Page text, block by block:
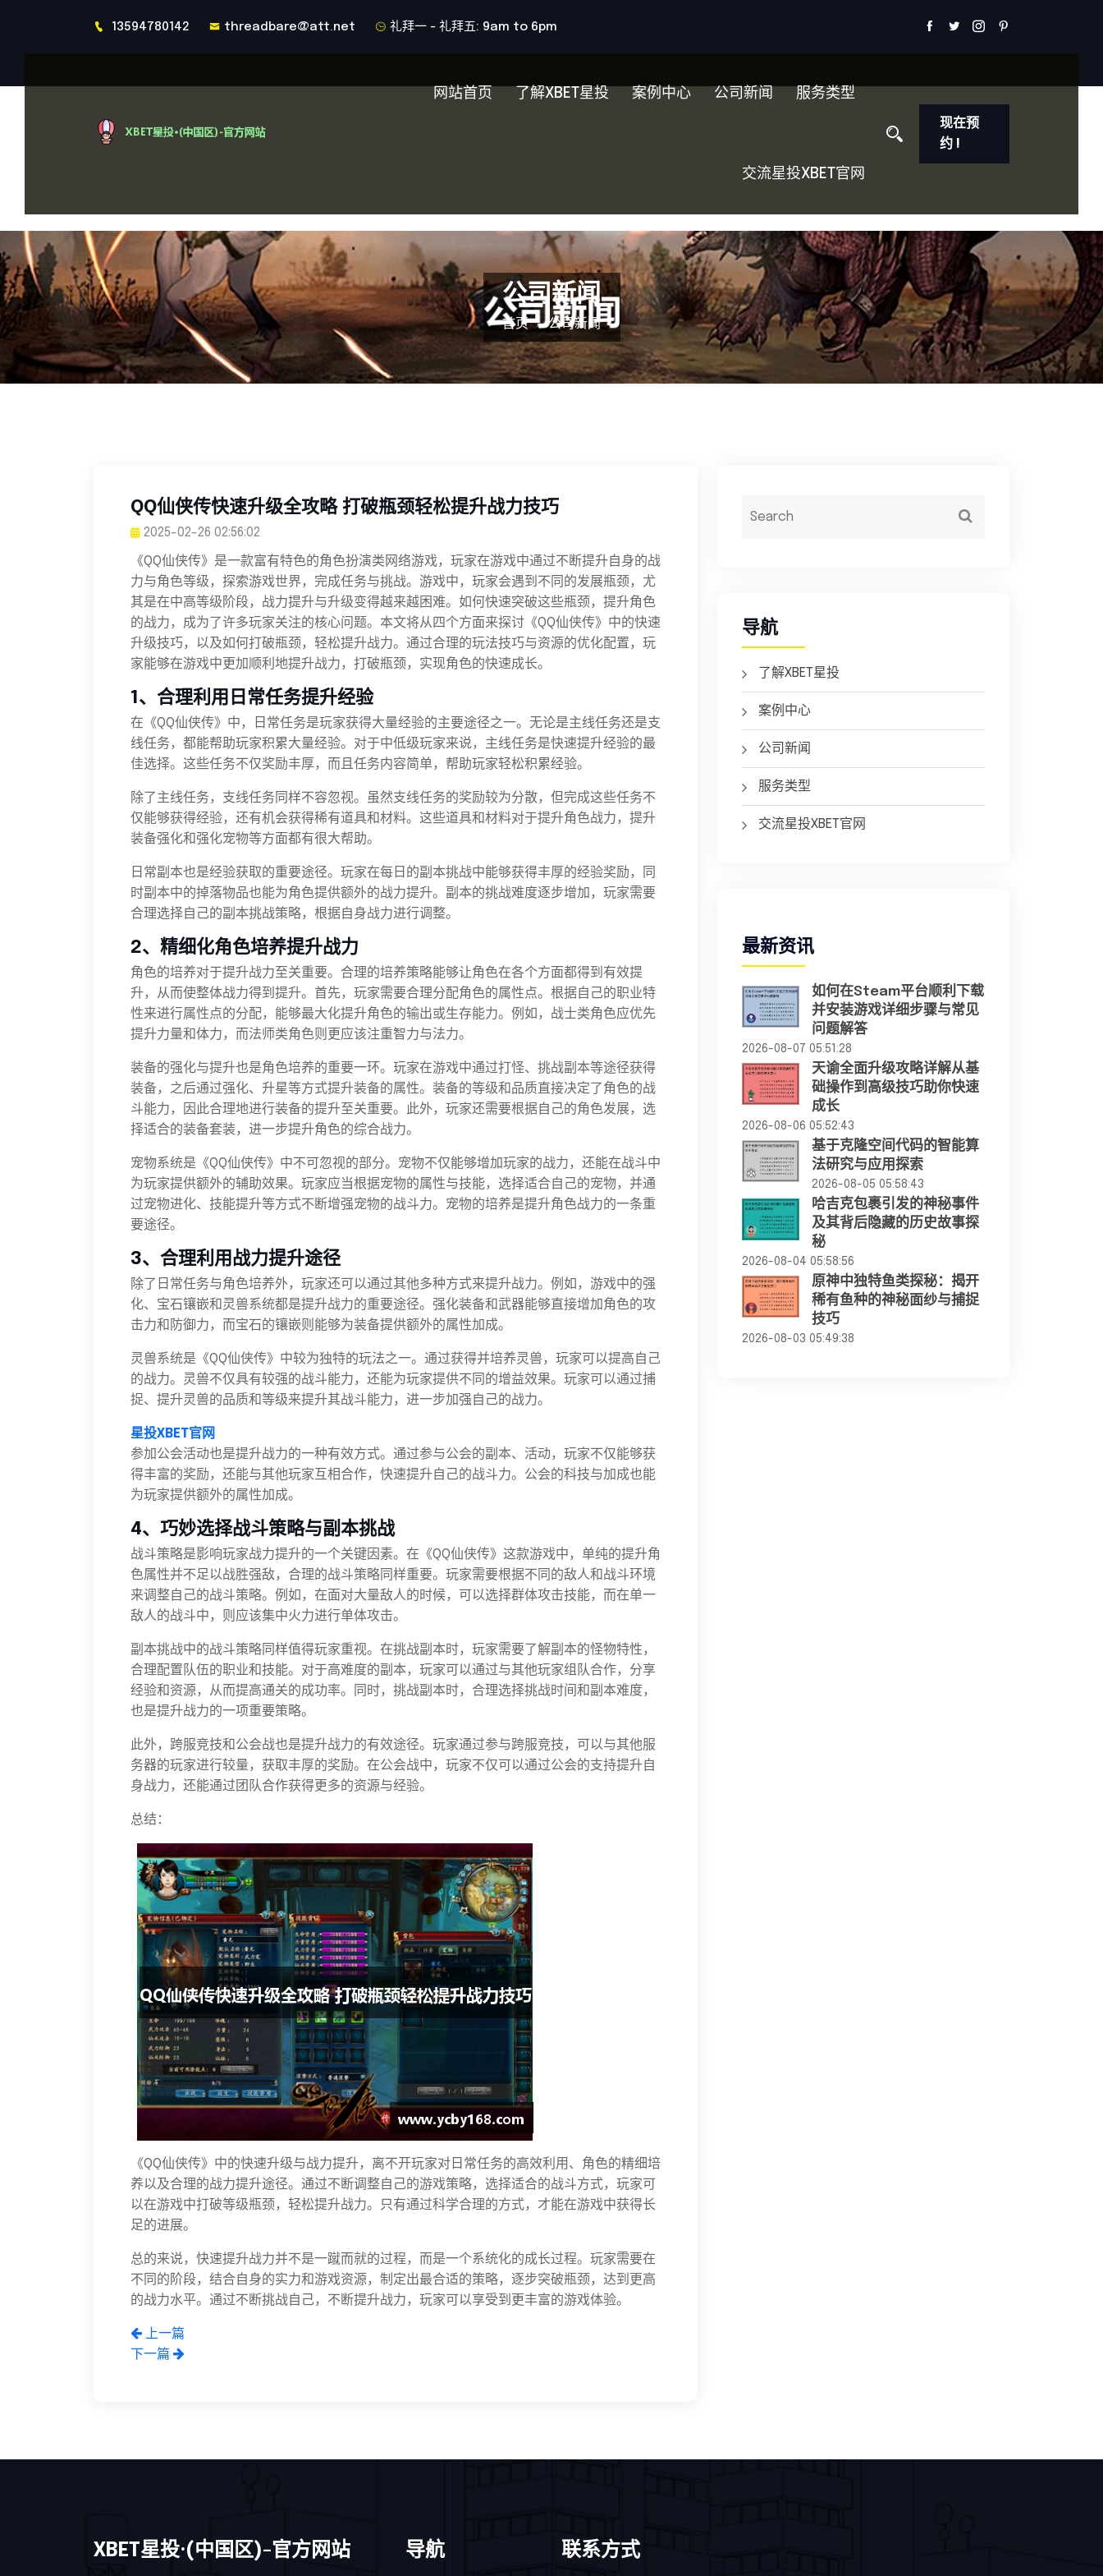
13594780142 threadbare@att.net 礼拜一 - 礼拜五: 9am to 6pm
网站首页 了解XBET星投 案例中心 公司新闻 服务类型
交流星投XBET官网
现在预
约 !
公司新闻
首页 公司新闻
QQ仙侠传快速升级全攻略 打破瓶颈轻松提升战力技巧
2025-02-26 02:56:02
《QQ仙侠传》是一款富有特色的角色扮演类网络游戏，玩家在游戏中通过不断提升自身的战
力与角色等级，探索游戏世界，完成任务与挑战。游戏中，玩家会遇到不同的发展瓶颈，尤
其是在中高等级阶段，战力提升与升级变得越来越困难。如何快速突破这些瓶颈，提升角色
的战力，成为了许多玩家关注的核心问题。本文将从四个方面来探讨《QQ仙侠传》中的快速
升级技巧，以及如何打破瓶颈，轻松提升战力。通过合理的玩法技巧与资源的优化配置，玩
家能够在游戏中更加顺利地提升战力，打破瓶颈，实现角色的快速成长。
1、合理利用日常任务提升经验
在《QQ仙侠传》中，日常任务是玩家获得大量经验的主要途径之一。无论是主线任务还是支
线任务，都能帮助玩家积累大量经验。对于中低级玩家来说，主线任务是快速提升经验的最
佳选择。这些任务不仅奖励丰厚，而且任务内容简单，帮助玩家轻松积累经验。
除了主线任务，支线任务同样不容忽视。虽然支线任务的奖励较为分散，但完成这些任务不
仅能够获得经验，还有机会获得稀有道具和材料。这些道具和材料对于提升角色战力，提升
装备强化和强化宠物等方面都有很大帮助。
日常副本也是经验获取的重要途径。玩家在每日的副本挑战中能够获得丰厚的经验奖励，同
时副本中的掉落物品也能为角色提供额外的战力提升。副本的挑战难度逐步增加，玩家需要
合理选择自己的副本挑战策略，根据自身战力进行调整。
2、精细化角色培养提升战力
角色的培养对于提升战力至关重要。合理的培养策略能够让角色在各个方面都得到有效提
升，从而使整体战力得到提升。首先，玩家需要合理分配角色的属性点。根据自己的职业特
性来进行属性点的分配，能够最大化提升角色的输出或生存能力。例如，战士类角色应优先
提升力量和体力，而法师类角色则更应该注重智力与法力。
装备的强化与提升也是角色培养的重要一环。玩家在游戏中通过打怪、挑战副本等途径获得
装备，之后通过强化、升星等方式提升装备的属性。装备的等级和品质直接决定了角色的战
斗能力，因此合理地进行装备的提升至关重要。此外，玩家还需要根据自己的角色发展，选
择适合的装备套装，进一步提升角色的综合战力。
宠物系统是《QQ仙侠传》中不可忽视的部分。宠物不仅能够增加玩家的战力，还能在战斗中
为玩家提供额外的辅助效果。玩家应当根据宠物的属性与技能，选择适合自己的宠物，并通
过宠物进化、技能提升等方式不断增强宠物的战斗力。宠物的培养是提升角色战力的一条重
要途径。
3、合理利用战力提升途径
除了日常任务与角色培养外，玩家还可以通过其他多种方式来提升战力。例如，游戏中的强
化、宝石镶嵌和灵兽系统都是提升战力的重要途径。强化装备和武器能够直接增加角色的攻
击力和防御力，而宝石的镶嵌则能够为装备提供额外的属性加成。
灵兽系统是《QQ仙侠传》中较为独特的玩法之一。通过获得并培养灵兽，玩家可以提高自己
的战力。灵兽不仅具有较强的战斗能力，还能为玩家提供不同的增益效果。玩家可以通过捕
捉、提升灵兽的品质和等级来提升其战斗能力，进一步加强自己的战力。
星投XBET官网
参加公会活动也是提升战力的一种有效方式。通过参与公会的副本、活动，玩家不仅能够获
得丰富的奖励，还能与其他玩家互相合作，快速提升自己的战斗力。公会的科技与加成也能
为玩家提供额外的属性加成。
4、巧妙选择战斗策略与副本挑战
战斗策略是影响玩家战力提升的一个关键因素。在《QQ仙侠传》这款游戏中，单纯的提升角
色属性并不足以战胜强敌，合理的战斗策略同样重要。玩家需要根据不同的敌人和战斗环境
来调整自己的战斗策略。例如，在面对大量敌人的时候，可以选择群体攻击技能，而在单一
敌人的战斗中，则应该集中火力进行单体攻击。
副本挑战中的战斗策略同样值得玩家重视。在挑战副本时，玩家需要了解副本的怪物特性，
合理配置队伍的职业和技能。对于高难度的副本，玩家可以通过与其他玩家组队合作，分享
经验和资源，从而提高通关的成功率。同时，挑战副本时，合理选择挑战时间和副本难度，
也是提升战力的一项重要策略。
此外，跨服竞技和公会战也是提升战力的有效途径。玩家通过参与跨服竞技，可以与其他服
务器的玩家进行较量，获取丰厚的奖励。在公会战中，玩家不仅可以通过公会的支持提升自
身战力，还能通过团队合作获得更多的资源与经验。
总结：
《QQ仙侠传》中的快速升级与战力提升，离不开玩家对日常任务的高效利用、角色的精细培
养以及合理的战力提升途径。通过不断调整自己的游戏策略，选择适合的战斗方式，玩家可
以在游戏中打破等级瓶颈，轻松提升战力。只有通过科学合理的方式，才能在游戏中获得长
足的进展。
总的来说，快速提升战力并不是一蹴而就的过程，而是一个系统化的成长过程。玩家需要在
不同的阶段，结合自身的实力和游戏资源，制定出最合适的策略，逐步突破瓶颈，达到更高
的战力水平。通过不断挑战自己，不断提升战力，玩家可以享受到更丰富的游戏体验。
上一篇
下一篇
导航
了解XBET星投
案例中心
公司新闻
服务类型
交流星投XBET官网
最新资讯
如何在Steam平台顺利下载
并安装游戏详细步骤与常见
问题解答
2026-08-07 05:51:28
天谕全面升级攻略详解从基
础操作到高级技巧助你快速
成长
2026-08-06 05:52:43
基于克隆空间代码的智能算
法研究与应用探索
2026-08-05 05:58:43
哈吉克包裹引发的神秘事件
及其背后隐藏的历史故事探
秘
2026-08-04 05:58:56
原神中独特鱼类探秘：揭开
稀有鱼种的神秘面纱与捕捉
技巧
2026-08-03 05:49:38
XBET星投·(中国区)-官方网站 导航 联系方式